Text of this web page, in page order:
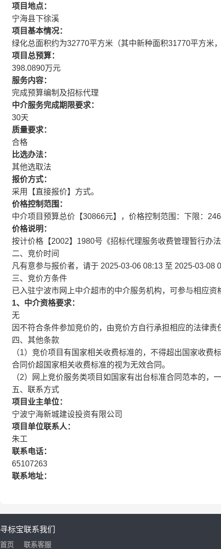
项目地点：
宁海县下徐溪
项目基本情况：
绿化总面积约为32770平方米（其中新种面积31770平方米
项目总预算：
398.0890万元
服务内容：
完成预算编制及招标代理
中介服务完成期限要求：
30天
质量要求：
合格
比选办法：
其他选取法
报价方式：
采用【直接报价】方式。
价格控制范围：
中介项目预算总价【30866元】，价格控制范围：下限：
价格说明：
按计价格【2002】1980号《招标代理服务收费管理暂行办
二、竞价时间
凡有意参与报价者，请于 2025-03-06 08:13 至 2025-03-08
三、竞价方条件
已入驻宁波市网上中介超市的中介服务机构，可参与相应
1、中介资格要求：
无
因不符合条件参加竞价的，由竞价方自行承担相应的法律责
四、其他条款
（1）竞价项目有国家相关收费标准的，不得超出国家收
合同价超国家相关收费标准的视为无效合同。
（2）网上竞价服务类项目如国家有出台标准合同范本的，
五、联系方式
项目业主单位：
宁波宁海新城建设投资有限公司
项目单位联系人：
朱工
联系电话：
65107263
联系地址：
寻标宝
首页
联系我们
联系客服